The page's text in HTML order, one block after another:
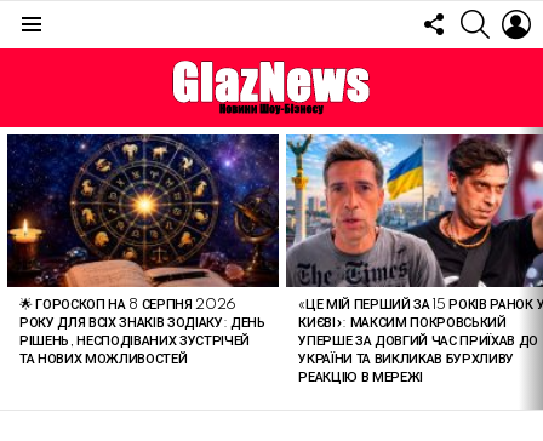
FOLLOW
US
ОСТАННІ
СТАТТІ
🌟 ГОРОСКОП НА 8 СЕРПНЯ 2026
РОКУ ДЛЯ ВСІХ ЗНАКІВ ЗОДІАКУ: ДЕНЬ
РІШЕНЬ, НЕСПОДІВАНИХ ЗУСТРІЧЕЙ
ТА НОВИХ МОЖЛИВОСТЕЙ
«ЦЕ МІЙ ПЕРШИЙ ЗА 15 РОКІВ РАНОК
КИЄВІ»: МАКСИМ ПОКРОВСЬКИЙ
УПЕРШЕ ЗА ДОВГИЙ ЧАС ПРИЇХАВ ДО
УКРАЇНИ ТА ВИКЛИКАВ БУРХЛИВУ
РЕАКЦІЮ В МЕРЕЖІ